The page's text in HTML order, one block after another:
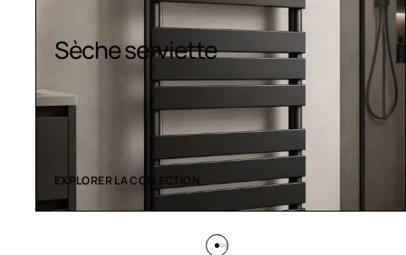
Design colorés
EXPLORER LA COLLECTION